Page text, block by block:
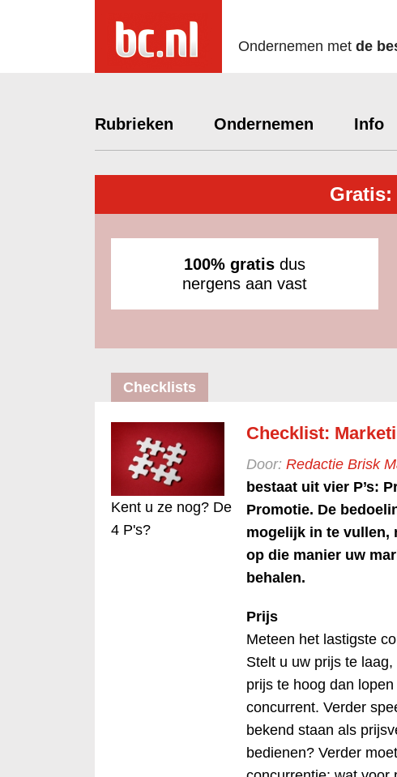
Ondernemen met de
Rubrieken Ondernemen Info
Gratis:
100% gratis dus
nergens aan vast
Checklists
Kent u ze nog? De
4 P's?
Checklist:
Door: Redactie Brisk
bestaat uit vier P’s:
Promotie. De
mogelijk in te vullen,
op die manier uw
behalen.
Prijs
Meteen het lastigste
Stelt u uw prijs te
prijs te hoog dan
concurrent. Verder
bekend staan als
bedienen? Verder